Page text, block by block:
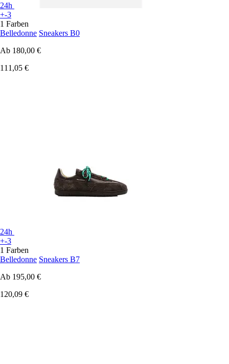
24h
+-3
1 Farben
Belledonne Sneakers B0
Ab 180,00 €
111,05 €
24h
+-3
1 Farben
Belledonne Sneakers B7
Ab 195,00 €
120,09 €